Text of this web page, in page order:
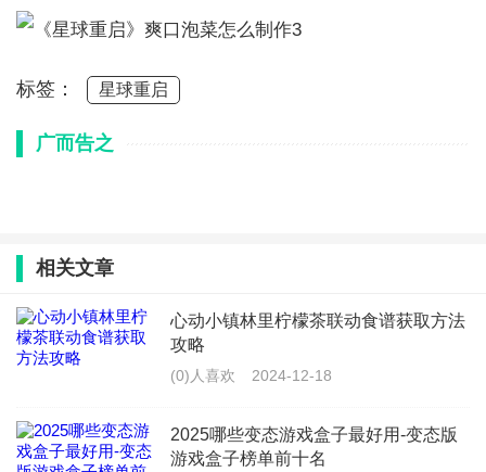
标签： 星球重启
广而告之
相关文章
心动小镇林里柠檬茶联动食谱获取方法
攻略
(0)人喜欢 2024-12-18
2025哪些变态游戏盒子最好用-变态版
游戏盒子榜单前十名